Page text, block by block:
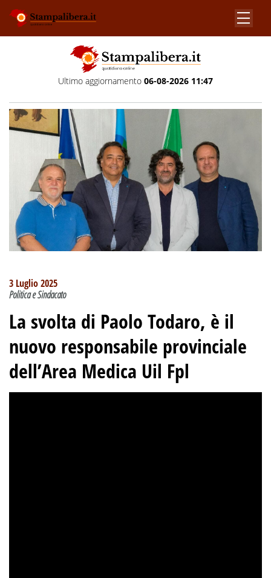
Ultimo aggiornamento 06-08-2026 11:47
3 Luglio 2025
Politica e Sindacato
La svolta di Paolo Todaro, è il
nuovo responsabile provinciale
dell’Area Medica Uil Fpl